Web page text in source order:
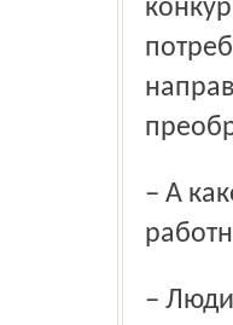
– А какова роль простых исполнителей, рядовых
– Люди, кадровый состав отрасли являются наиболее